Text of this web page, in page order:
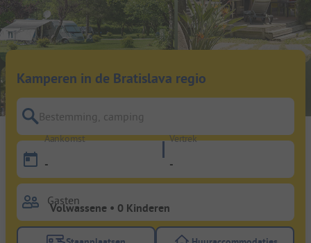
Kamperen in de Bratislava regio
Bestemming, camping
Aankomst
-
Vertrek
-
Gasten